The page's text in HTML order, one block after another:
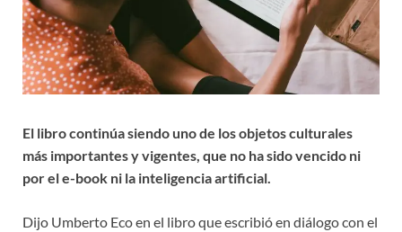
El libro continúa siendo uno de los objetos culturales
más importantes y vigentes, que no ha sido vencido ni
por el e-book ni la inteligencia artificial.
Dijo Umberto Eco en el libro que escribió en diálogo con el